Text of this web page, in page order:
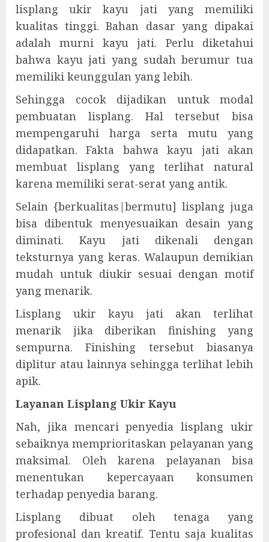
lisplang ukir kayu jati yang memiliki
kualitas tinggi. Bahan dasar yang dipakai
adalah murni kayu jati. Perlu diketahui
bahwa kayu jati yang sudah berumur tua
memiliki keunggulan yang lebih.
Sehingga cocok dijadikan untuk modal
pembuatan lisplang. Hal tersebut bisa
mempengaruhi harga serta mutu yang
didapatkan. Fakta bahwa kayu jati akan
membuat lisplang yang terlihat natural
karena memiliki serat-serat yang antik.
Selain {berkualitas|bermutu] lisplang juga
bisa dibentuk menyesuaikan desain yang
diminati. Kayu jati dikenali dengan
teksturnya yang keras. Walaupun demikian
mudah untuk diukir sesuai dengan motif
yang menarik.
Lisplang ukir kayu jati akan terlihat
menarik jika diberikan finishing yang
sempurna. Finishing tersebut biasanya
diplitur atau lainnya sehingga terlihat lebih
apik.
Layanan Lisplang Ukir Kayu
Nah, jika mencari penyedia lisplang ukir
sebaiknya memprioritaskan pelayanan yang
maksimal. Oleh karena pelayanan bisa
menentukan kepercayaan konsumen
terhadap penyedia barang.
Lisplang dibuat oleh tenaga yang
profesional dan kreatif. Tentu saja kualitas